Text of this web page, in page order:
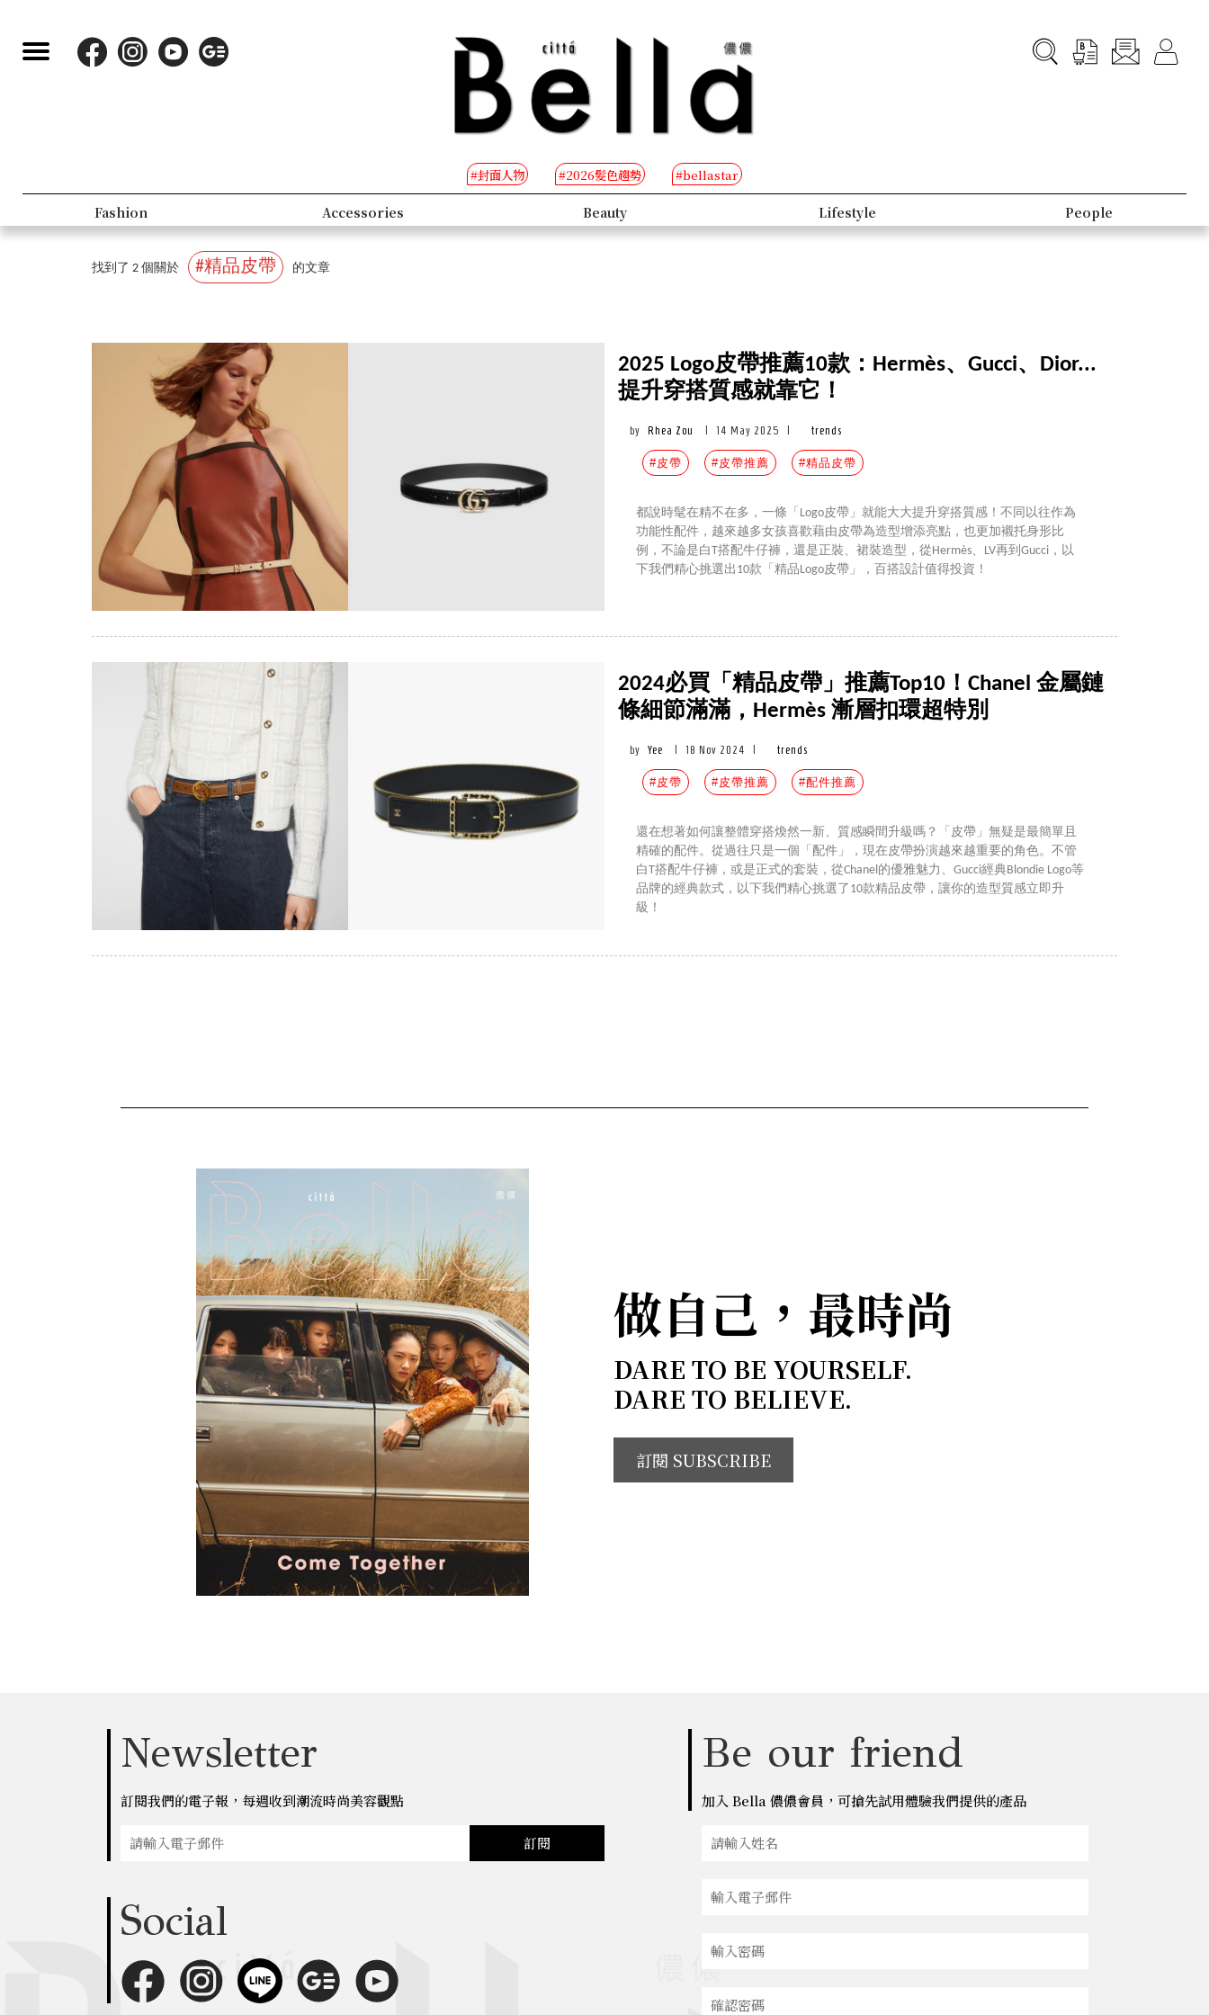
#封面人物 #2026髮色趨勢 #bellastar
Fashion Accessories Beauty Lifestyle People
找到了 2 個關於 #精品皮帶 的文章
2025 Logo皮帶推薦10款：Hermès、Gucci、Dior...
提升穿搭質感就靠它！
by Rhea Zou 14 May 2025 trends
#皮帶 #皮帶推薦 #精品皮帶
都說時髦在精不在多，一條「Logo皮帶」就能大大提升穿搭質感！不同以往作為
功能性配件，越來越多女孩喜歡藉由皮帶為造型增添亮點，也更加襯托身形比
例，不論是白T搭配牛仔褲，還是正裝、裙裝造型，從Hermès、LV再到Gucci，以
下我們精心挑選出10款「精品Logo皮帶」，百搭設計值得投資！
2024必買「精品皮帶」推薦Top10！Chanel 金屬鏈
條細節滿滿，Hermès 漸層扣環超特別
by Yee 18 Nov 2024 trends
#皮帶 #皮帶推薦 #配件推薦
還在想著如何讓整體穿搭煥然一新、質感瞬間升級嗎？「皮帶」無疑是最簡單且
精確的配件。從過往只是一個「配件」，現在皮帶扮演越來越重要的角色。不管
白T搭配牛仔褲，或是正式的套裝，從Chanel的優雅魅力、Gucci經典Blondie Logo等
品牌的經典款式，以下我們精心挑選了10款精品皮帶，讓你的造型質感立即升
級！
做自己，最時尚
DARE TO BE YOURSELF.
DARE TO BELIEVE.
訂閱 SUBSCRIBE
Newsletter
訂閱我們的電子報，每週收到潮流時尚美容觀點
訂閱
Social
Be our friend
加入 Bella 儂儂會員，可搶先試用體驗我們提供的產品